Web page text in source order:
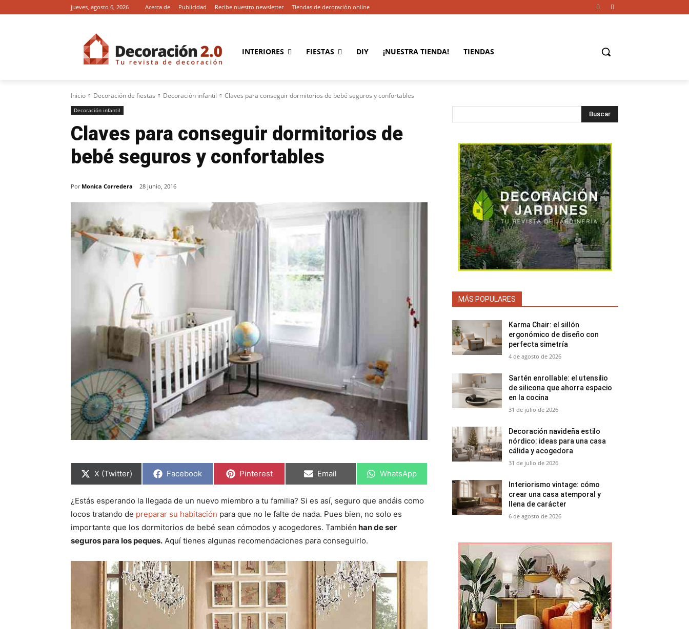
jueves, agosto 6, 2026 Acerca de Publicidad Recibe nuestro newsletter Tiendas de decoración online
INTERIORES FIESTAS DIY ¡NUESTRA TIENDA! TIENDAS
Inicio Decoración de fiestas Decoración infantil Claves para conseguir dormitorios de bebé seguros y confortables
Decoración infantil
Claves para conseguir dormitorios de
bebé seguros y confortables
Por Monica Corredera 28 junio, 2016
C
a
r
t
i
e
X (Twitter) C
p
a
r
i
e
Facebook C
p
a
r
t
i
e
Pinterest C
a
r
t
i
e
Email C
a
r
t
i
WhatsApp
¿Estás esperando la llegada de un nuevo miembro a tu familia? Si es así, seguro que andáis como
locos tratando de preparar su habitación para que no le falte de nada. Pues bien, no solo es
importante que los dormitorios de bebé sean cómodos y acogedores. También han de ser
seguros para los peques. Aquí tienes algunas recomendaciones para conseguirlo.
Buscar
MÁS POPULARES
Karma Chair: el sillón
ergonómico de diseño con
perfecta simetría
4 de agosto de 2026
Sartén enrollable: el utensilio
de silicona que ahorra espacio
en la cocina
31 de julio de 2026
Decoración navideña estilo
nórdico: ideas para una casa
cálida y acogedora
31 de julio de 2026
Interiorismo vintage: cómo
crear una casa atemporal y
llena de carácter
6 de agosto de 2026